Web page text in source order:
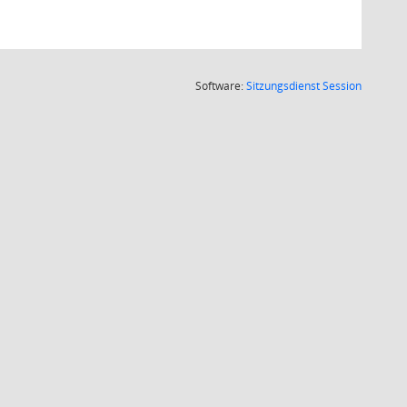
Software:SitzungsdienstSession(Wird in